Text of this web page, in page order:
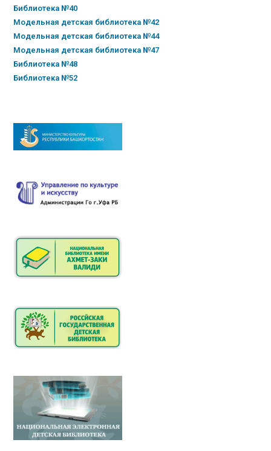
Библиотека №40
Модельная детская библиотека №42
Модельная детская библиотека №44
Модельная детская библиотека №47
Библиотека №48
Библиотека №52